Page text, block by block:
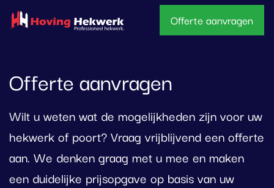
overslaan
Offerte aanvragen
Offerte aanvragen
Wilt u weten wat de mogelijkheden zijn voor uw
hekwerk of poort? Vraag vrijblijvend een offerte
aan. We denken graag met u mee en maken
een duidelijke prijsopgave op basis van uw